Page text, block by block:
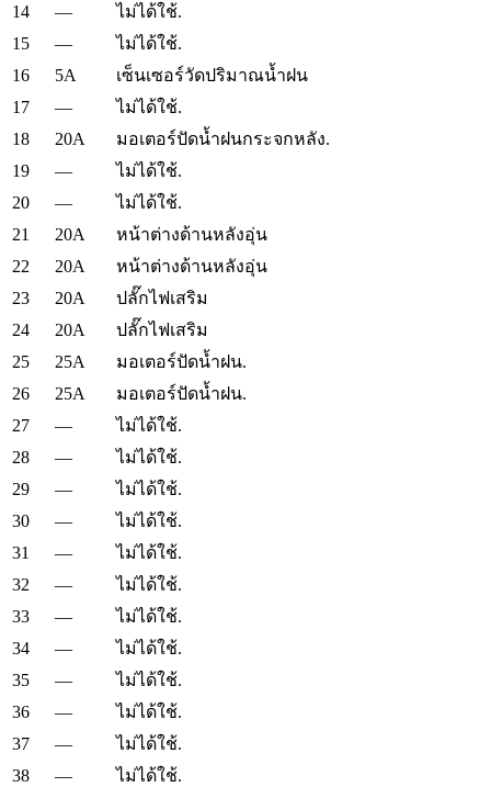
14
—
ไม่ได้ใช้.
15
—
ไม่ได้ใช้.
16
5A
เซ็นเซอร์วัดปริมาณน้ำฝน
17
—
ไม่ได้ใช้.
18
20A
มอเตอร์ปัดน้ำฝนกระจกหลัง.
19
—
ไม่ได้ใช้.
20
—
ไม่ได้ใช้.
21
20A
หน้าต่างด้านหลังอุ่น
22
20A
หน้าต่างด้านหลังอุ่น
23
20A
ปลั๊กไฟเสริม
24
20A
ปลั๊กไฟเสริม
25
25A
มอเตอร์ปัดน้ำฝน.
26
25A
มอเตอร์ปัดน้ำฝน.
27
—
ไม่ได้ใช้.
28
—
ไม่ได้ใช้.
29
—
ไม่ได้ใช้.
30
—
ไม่ได้ใช้.
31
—
ไม่ได้ใช้.
32
—
ไม่ได้ใช้.
33
—
ไม่ได้ใช้.
34
—
ไม่ได้ใช้.
35
—
ไม่ได้ใช้.
36
—
ไม่ได้ใช้.
37
—
ไม่ได้ใช้.
38
— ไม่ได้ใช้.